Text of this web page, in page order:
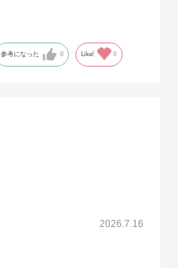
参考になった 0 Like! 0
2026.7.16